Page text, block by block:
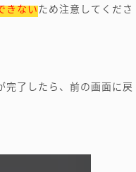
きないため注意してくださ
完了したら、前の画面に戻